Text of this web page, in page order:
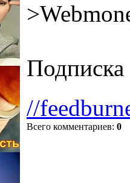
Подписка
//
Всего комментариев: 0